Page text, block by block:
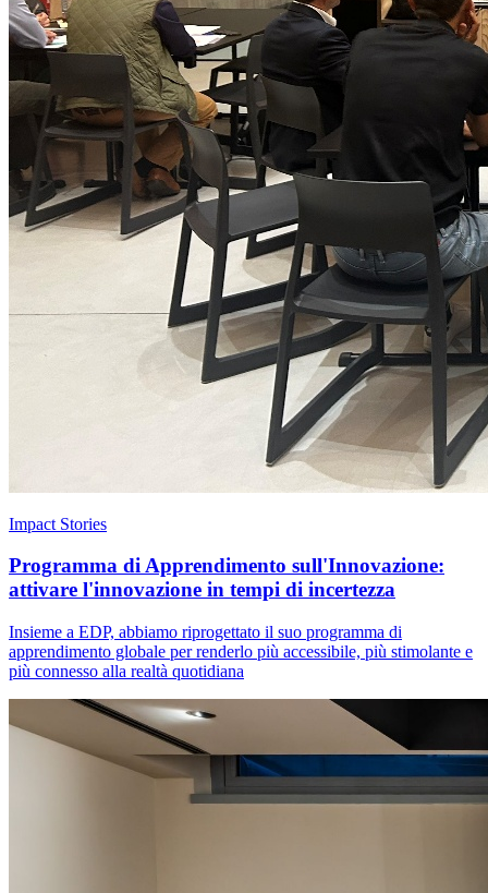
Impact Stories
Programma di Apprendimento sull'Innovazione:
attivare l'innovazione in tempi di incertezza
Insieme a EDP, abbiamo riprogettato il suo programma di
apprendimento globale per renderlo più accessibile, più stimolante e
più connesso alla realtà quotidiana